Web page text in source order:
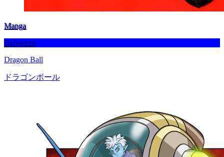
Manga
Befejezett
Dragon Ball
ドラゴンボール